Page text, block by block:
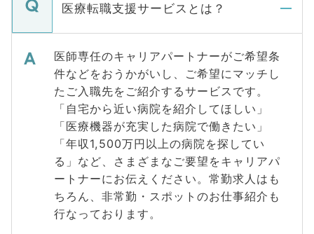
医療転職支援サービスとは？
医師専任のキャリアパートナーがご希望条
件などをおうかがいし、ご希望にマッチし
たご入職先をご紹介するサービスです。
「自宅から近い病院を紹介してほしい」
「医療機器が充実した病院で働きたい」
「年収1,500万円以上の病院を探してい
る」など、さまざまなご要望をキャリアパ
ートナーにお伝えください。常勤求人はも
ちろん、非常勤・スポットのお仕事紹介も
行なっております。